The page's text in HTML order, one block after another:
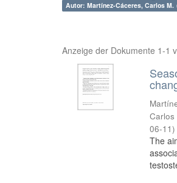
Autor: Martínez-Cáceres, Carlos M.
Anzeige der Dokumente 1-1
Carlos
06-11)
The